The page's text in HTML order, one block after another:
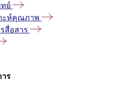
ย์
ะห์คุณภาพ
สื่อสาร
ร